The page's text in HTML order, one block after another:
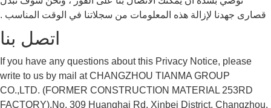
قصارى جهدنا لإزالة هذه المعلومات من سجلاتنا في الوقت المناسب .
اتصل بنا
If you have any questions about this Privacy Notice, please
write to us by mail at CHANGZHOU TIANMA GROUP
CO.,LTD. (FORMER CONSTRUCTION MATERIAL 253RD
FACTORY),No. 309 Huanghai Rd, Xinbei District, Changzhou,